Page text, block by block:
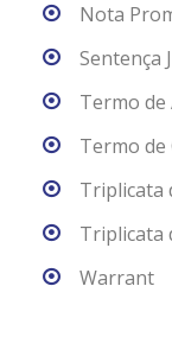
Nota
Sentença
Termo de
Termo de
Triplicata
Triplicata
Warrant